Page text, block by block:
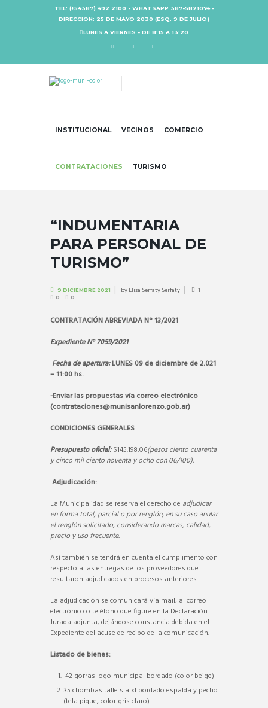
TEL: (+54387) 492 2100 - WHATSAPP 387-5821074 -
DIRECCION: 25 DE MAYO 2030 (ESQ. 9 DE JULIO)
LUNES A VIERNES - DE 8:15 A 13:20
INSTITUCIONAL VECINOS COMERCIO
CONTRATACIONES TURISMO
“INDUMENTARIA
PARA PERSONAL DE
TURISMO”
9 DICIEMBRE 2021 byElisa Serfaty Serfaty 1
0 0
CONTRATACIÓN ABREVIADA N° 13/2021
Expediente N° 7059/2021
Fecha de apertura:LUNES 09 de diciembre de 2.021
– 11:00 hs.
-Enviar las propuestas vía correo electrónico
(contrataciones@munisanlorenzo.gob.ar)
CONDICIONES GENERALES
Presupuesto oficial:$145.198,06(pesos ciento cuarenta
y cinco mil ciento noventa y ocho con 06/100).
Adjudicación:
La Municipalidad se reserva el derecho de adjudicar
en forma total, parcial o por renglón, en su caso anular
el renglón solicitado, considerando marcas, calidad,
precio y uso frecuente.
Así también se tendrá en cuenta el cumplimento con
respecto a las entregas de los proveedores que
resultaron adjudicados en procesos anteriores.
La adjudicación se comunicará vía mail, al correo
electrónico o teléfono que figure en la Declaración
Jurada adjunta, dejándose constancia debida en el
Expediente del acuse de recibo de la comunicación.
Listado de bienes:
42 gorras logo municipal bordado (color beige)
35 chombas talle s a xl bordado espalda y pecho
(tela pique, color gris claro)